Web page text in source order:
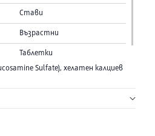
Стави
Възрастни
Таблетки
Sulfate), хелатен калциев
type II Hydrolized), сух екстракт
L./ (25% салицин) хиалуронова